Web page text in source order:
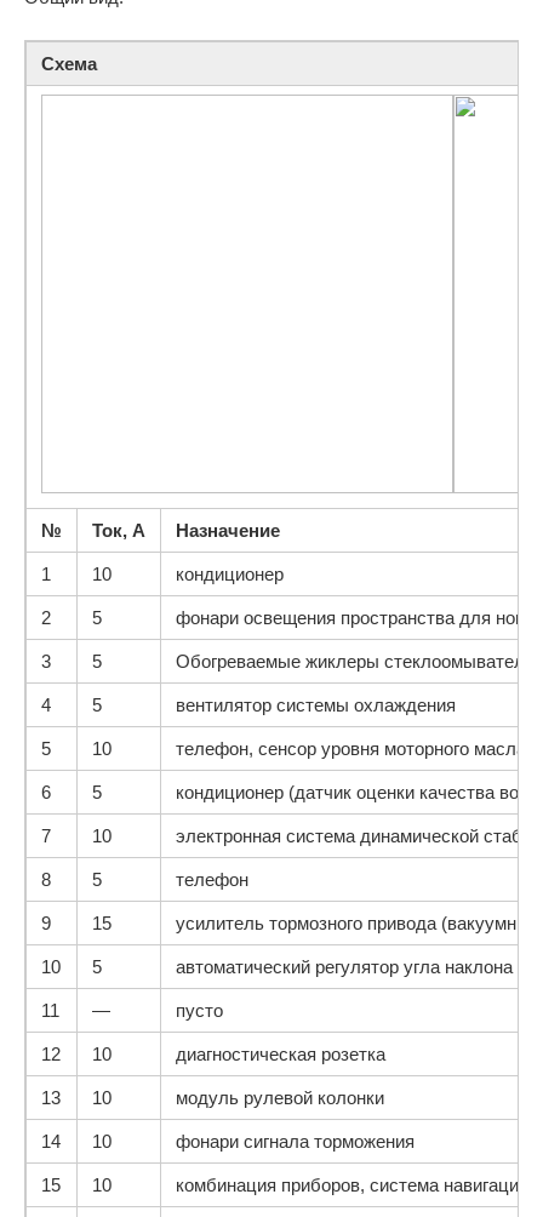
Схема
№ Ток, А Назначение
1 10 кондиционер
2 5 фонари освещения пространства для ног
3 5 Обогреваемые жиклеры стеклоомывателя
4 5 вентилятор системы охлаждения
5 10 телефон, сенсор уровня моторного масла,
6 5 кондиционер (датчик оценки качества
7 10 электронная система динамической
8 5 телефон
9 15 усилитель тормозного привода
10 5 автоматический регулятор угла наклона
11 — пусто
12 10 диагностическая розетка
13 10 модуль рулевой колонки
14 10 фонари сигнала торможения
15 10 комбинация приборов, система навигации